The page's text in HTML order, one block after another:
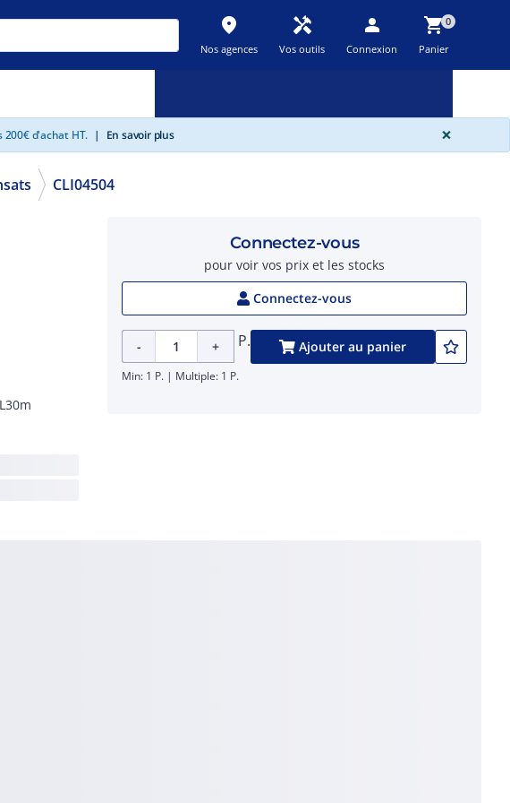
place
Nos agences
handyman
Vos outils
person
Connexion
shopping_cart0
Panier
200€ d'achat HT. | En savoir plus ×
CLI04504
Connectez-vous
pour voir vos prix et les stocks
Connectez-vous
- + P. Ajouter au panier
Min: 1 P. | Multiple: 1 P.